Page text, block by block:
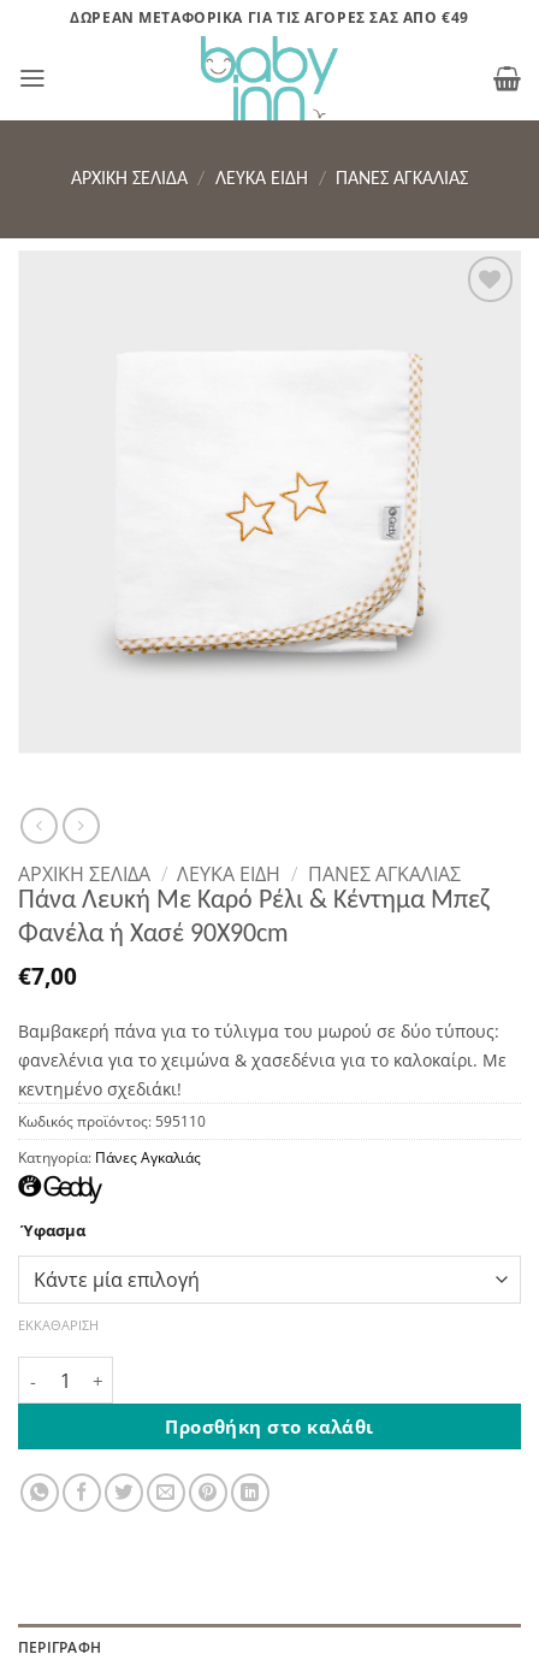
Μετάβαση
περιεχόμενο
ΔΩΡΕΑΝ ΜΕΤΑΦΟΡΙΚΑ ΓΙΑ ΤΙΣ ΑΓΟΡΕΣ ΣΑΣ ΑΠΟ €49
ΑΡΧΙΚΉ ΣΕΛΊΔΑ / ΛΕΥΚΑ ΕΙΔΗ / ΠΆΝΕΣ ΑΓΚΑΛΙΆΣ
επιθυμητών
ΑΡΧΙΚΉ ΣΕΛΊΔΑ / ΛΕΥΚΑ ΕΙΔΗ / ΠΆΝΕΣ ΑΓΚΑΛΙΆΣ
Πάνα Λευκή Με Καρό Ρέλι & Κέντημα Μπεζ
Φανέλα ή Χασέ 90Χ90cm
€7,00
Βαμβακερή πάνα για το τύλιγμα του μωρού σε δύο τύπους:
φανελένια για το χειμώνα & χασεδένια για το καλοκαίρι. Με
κεντημένο σχεδιάκι!
Κωδικός προϊόντος: 595110
Κατηγορία: Πάνες Αγκαλιάς
Ύφασμα
ΕΚΚΑΘΆΡΙΣΗ
Πάνα Λευκή Με Καρό Ρέλι & Κέντημα Μπεζ Φανέλα ή Χασέ
Προσθήκη στο καλάθι
ΠΕΡΙΓΡΑΦΉ